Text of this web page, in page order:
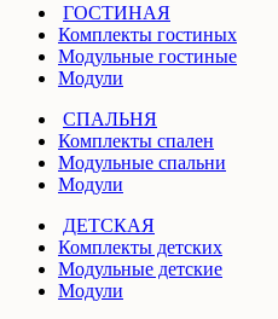
ГОСТИНАЯ
Комплекты гостиных
Модульные гостиные
Модули
СПАЛЬНЯ
Комплекты спален
Модульные спальни
Модули
ДЕТСКАЯ
Комплекты детских
Модульные детские
Модули